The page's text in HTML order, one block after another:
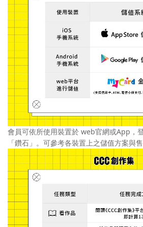
會員可依所使用裝置於 web官網或App，
「鑽石」。可參考各裝置上之儲值方案與